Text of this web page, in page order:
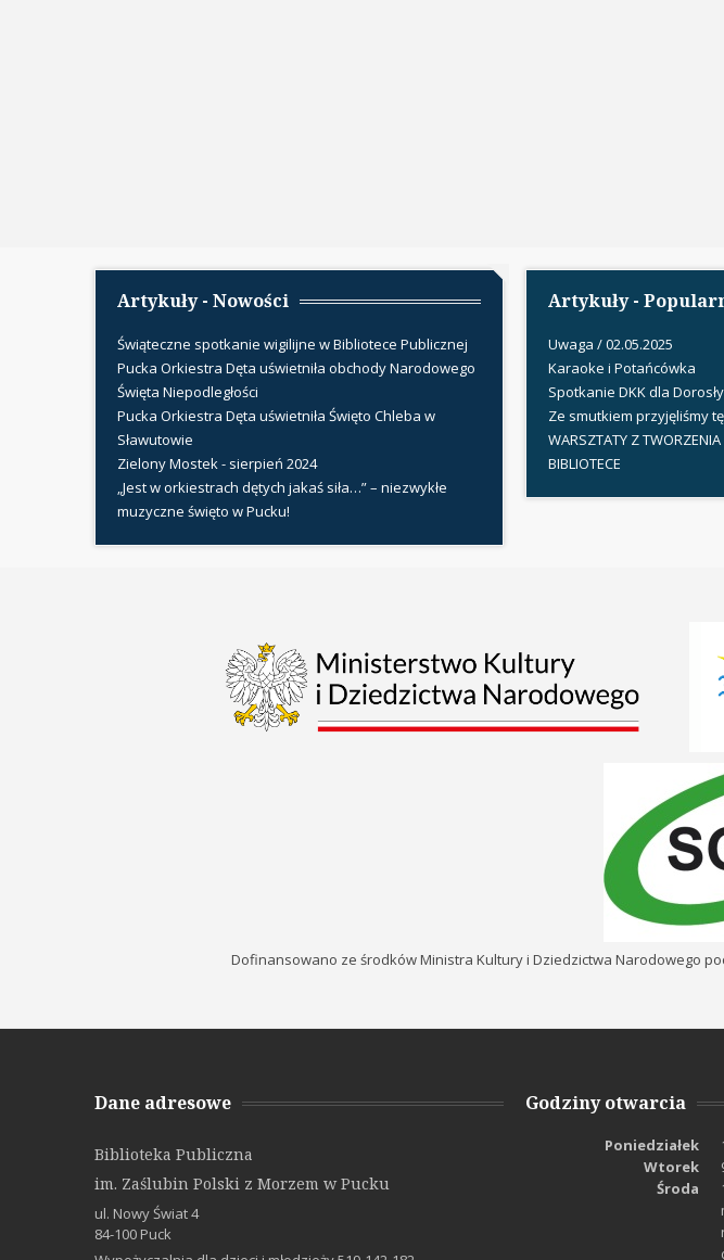
Artykuły - Nowości
Świąteczne spotkanie wigilijne w Bibliotece Publicznej
Pucka Orkiestra Dęta uświetniła obchody Narodowego
Święta Niepodległości
Pucka Orkiestra Dęta uświetniła Święto Chleba w
Sławutowie
Zielony Mostek - sierpień 2024
„Jest w orkiestrach dętych jakaś siła…” – niezwykłe
muzyczne święto w Pucku!
Artykuły -
Uwaga / 02.05.2025
Karaoke i Potańcówka
Spotkanie DKK dla
Ze smutkiem przyjęliśmy
WARSZTATY Z
BIBLIOTECE
Dofinansowano ze środków Ministra Kultury i Dziedzictwa Narodowego
Dane adresowe
Biblioteka Publiczna
im. Zaślubin Polski z Morzem w Pucku
ul. Nowy Świat 4
84-100 Puck
Godziny otwarcia
Poniedziałek
Wtorek
Środa